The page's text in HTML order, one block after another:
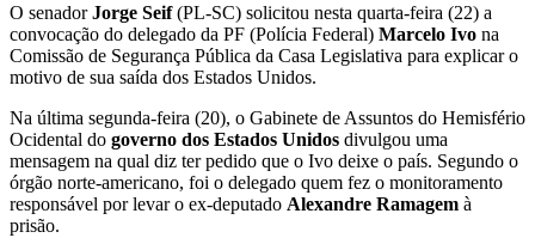
O senadorJorge Seif(PL-SC) solicitou nesta quarta-feira (22) a
convocação do delegado da PF (Polícia Federal) Marcelo Ivo na
Comissão de Segurança Pública da Casa Legislativa para explicar o
motivo de sua saída dos Estados Unidos.
Na última segunda-feira (20), o Gabinete de Assuntos do Hemisfério
Ocidental do governo dos Estados Unidos divulgou uma
mensagem na qual diz ter pedido que o Ivo deixe o país. Segundo o
órgão norte-americano, foi o delegado quem fez o monitoramento
responsável por levar o ex-deputado Alexandre Ramagem à
prisão.